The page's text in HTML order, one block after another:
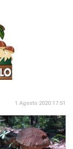
1 Agosto 2020 17:51